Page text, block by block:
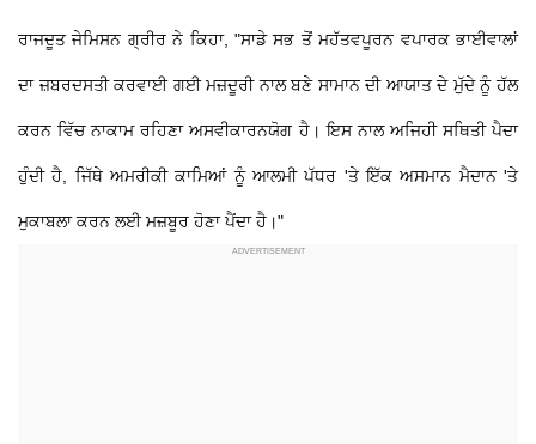
ਰਾਜਦੂਤ ਜੇਮਿਸਨ ਗ੍ਰੀਰ ਨੇ ਕਿਹਾ, "ਸਾਡੇ ਸਭ ਤੋਂ ਮਹੱਤਵਪੂਰਨ ਵਪਾਰਕ ਭਾਈਵਾਲਾਂ
ਦਾ ਜ਼ਬਰਦਸਤੀ ਕਰਵਾਈ ਗਈ ਮਜ਼ਦੂਰੀ ਨਾਲ ਬਣੇ ਸਾਮਾਨ ਦੀ ਆਯਾਤ ਦੇ ਮੁੱਦੇ ਨੂੰ ਹੱਲ
ਕਰਨ ਵਿੱਚ ਨਾਕਾਮ ਰਹਿਣਾ ਅਸਵੀਕਾਰਨਯੋਗ ਹੈ। ਇਸ ਨਾਲ ਅਜਿਹੀ ਸਥਿਤੀ ਪੈਦਾ
ਹੁੰਦੀ ਹੈ, ਜਿੱਥੇ ਅਮਰੀਕੀ ਕਾਮਿਆਂ ਨੂੰ ਆਲਮੀ ਪੱਧਰ 'ਤੇ ਇੱਕ ਅਸਮਾਨ ਮੈਦਾਨ 'ਤੇ
ਮੁਕਾਬਲਾ ਕਰਨ ਲਈ ਮਜ਼ਬੂਰ ਹੋਣਾ ਪੈਂਦਾ ਹੈ।"